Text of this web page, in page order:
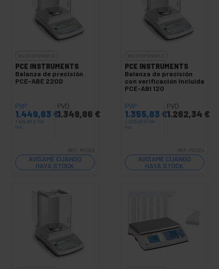
PCE INSTRUMENTS
Balanza de precisión
PCE-ABE 220D
PVP
1.449,83 €
1.449,83 € IVA
inc.
PVD
1.349,86 €
REF: PC023
AVÍSAME CUANDO
HAYA STOCK
PCE INSTRUMENTS
Balanza de precisión
con verificación Incluida
PCE-ABI 120
PVP
1.355,83 €
1.355,83 € IVA
inc.
PVD
1.262,34 €
REF: PC024
AVÍSAME CUANDO
HAYA STOCK